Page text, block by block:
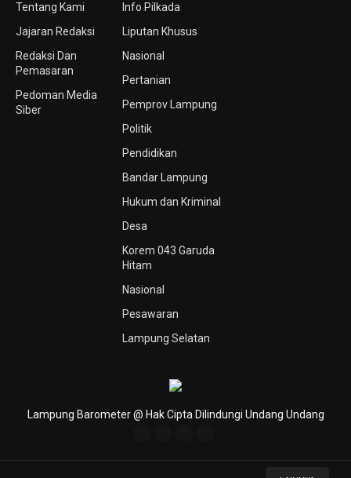
Tentang Kami
Jajaran Redaksi
Redaksi Dan
Pemasaran
Pedoman Media
Siber
Info Pilkada
Liputan Khusus
Nasional
Pertanian
Pemprov Lampung
Politik
Pendidikan
Bandar Lampung
Hukum dan Kriminal
Desa
Korem 043 Garuda
Hitam
Nasional
Pesawaran
Lampung Selatan
Lampung Barometer @ Hak Cipta Dilindungi Undang Undang